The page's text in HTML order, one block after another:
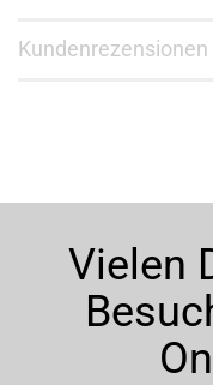
Kundenrezensionen
Vielen